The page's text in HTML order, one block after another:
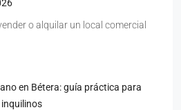
o alquilar un local comercial
en Bétera: guía práctica para